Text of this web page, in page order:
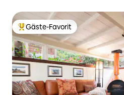
Beliebter Gäste-Favorit.
Gäste-Favorit